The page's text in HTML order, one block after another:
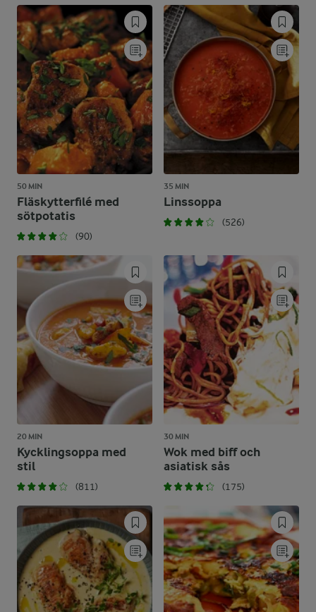
50 MIN
Fläskytterfilé med
sötpotatis
(90)
35 MIN
Linssoppa
(526)
20 MIN
Kycklingsoppa med
stil
(811)
30 MIN
Wok med biff och
asiatisk sås
(175)